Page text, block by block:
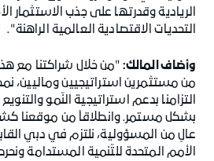
الريادية وقدرتها على جذب الاستثمار
التحديات الاقتصادية العالمية الراهنة".
وأضاف المالك: "من خلال شراكتنا مع
من مستثمرين استراتيجيين وماليين،
التزامنا بدعم استراتيجية النّمو
بشكل مستمر. وانطلاقاً من موقعنا
عالٍ من المسؤولية، نلتزم في دبي
الأمم المتحدة للتّنمية المستدامة